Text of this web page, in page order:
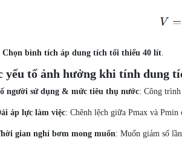
Chọn bình tích áp dung tích tối thiểu 40 lít
yếu tố ảnh hưởng khi tính dung
người sử dụng & mức tiêu thụ nước: Công
áp lực làm việc: Chênh lệch giữa Pmax và
gian nghỉ bơm mong muốn: Muốn giảm số